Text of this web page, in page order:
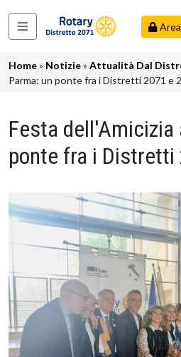
Navigazione
Briciole di pane
Home Notizie Attualità Dal
Parma: un ponte fra i Distretti 2071 e
Festa dell'Amicizia
ponte fra i Distretti